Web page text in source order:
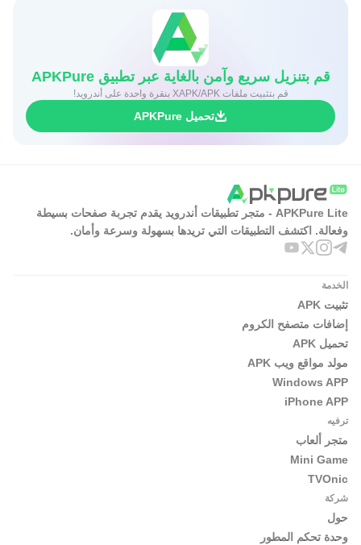
قم بتنزيل سريع وآمن بالغاية عبر تطبيق APKPure
قم بتثبيت ملفات XAPK/APK بنقرة واحدة على أندرويد!
تحميل APKPure
APKPure Lite - متجر تطبيقات أندرويد يقدم تجربة صفحات بسيطة
وفعالة. اكتشف التطبيقات التي تريدها بسهولة وسرعة وأمان.
الخدمة
تثبيت APK
إضافات متصفح الكروم
تحميل APK
مولد مواقع ويب APK
Windows APP
iPhone APP
ترفيه
متجر ألعاب
Mini Game
TVOnic
شركة
حول
وحدة تحكم المطور